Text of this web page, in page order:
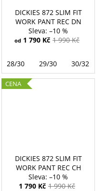
DICKIES 872 SLIM FIT
WORK PANT REC DN
–10 %
od 1 790 Kč 1 990 Kč
28/30 29/30 30/32
CENA
DICKIES 872 SLIM FIT
WORK PANT REC CH
–10 %
1 790 Kč 1 990 Kč